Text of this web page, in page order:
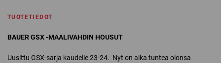
TUOTETIEDOT
BAUER GSX -MAALIVAHDIN HOUSUT
Uusittu GSX-sarja kaudelle 23-24. Nyt on aika tuntea olonsa